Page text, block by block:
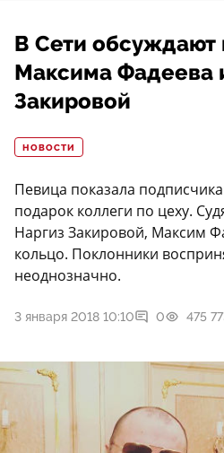
В Сети обсуждают
Максима Фадеева
Закировой
НОВОСТИ
Певица показала
подарок коллеги по цеху.
Наргиз Закировой, Максим
кольцо. Поклонники
неоднозначно.
3 января 2018 10:10 0 475